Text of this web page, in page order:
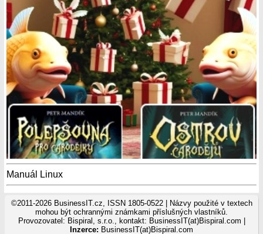
Manuál Linux
©2011-2026 BusinessIT.cz, ISSN 1805-0522 | Názvy použité v textech
mohou být ochrannými známkami příslušných vlastníků.
Provozovatel: Bispiral, s.r.o., kontakt: BusinessIT(at)Bispiral.com |
Inzerce: BusinessIT(at)Bispiral.com